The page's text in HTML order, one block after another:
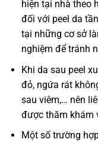
hiện tại nhà theo
đối với peel da
tại những cơ sở
nghiệm để tránh
Khi da sau peel
đỏ, ngứa rát
sau viêm,… nên
được thăm khám
Một số trường